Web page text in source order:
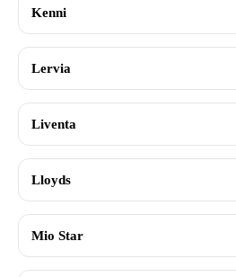
Kenni
Lervia
Liventa
Lloyds
Mio Star